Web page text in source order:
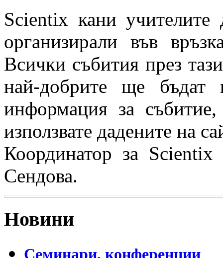
Scientix кани учителите
организирали във
Всички събития през
най-добрите ще бъдат
информация за събитие,
използвате дадените на
Координатор за
Сендова.
Новини
Семинари, конференции